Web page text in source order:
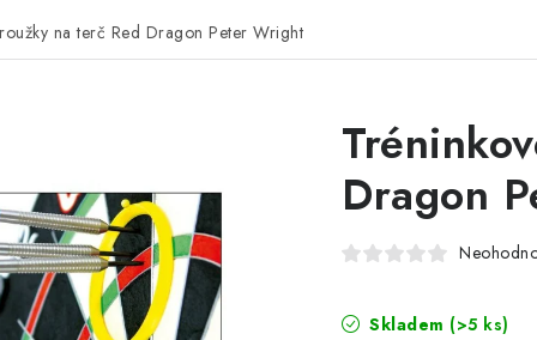
na terč Red Dragon Peter Wright
Dragon
Skladem (>5 ks)